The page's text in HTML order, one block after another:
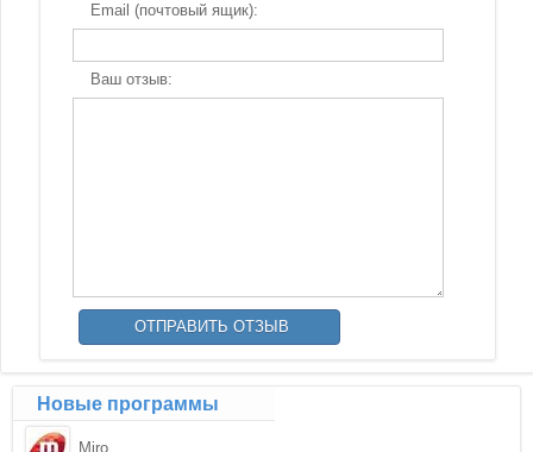
Email (почтовый ящик):
Ваш отзыв:
Новые программы
Miro